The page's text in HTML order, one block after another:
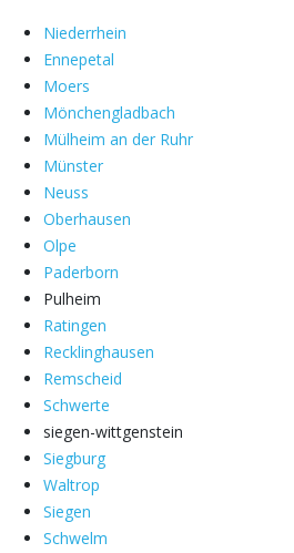
Niederrhein
Ennepetal
Moers
Mönchengladbach
Mülheim an der Ruhr
Münster
Neuss
Oberhausen
Olpe
Paderborn
Pulheim
Ratingen
Recklinghausen
Remscheid
Schwerte
siegen-wittgenstein
Siegburg
Waltrop
Siegen
Schwelm